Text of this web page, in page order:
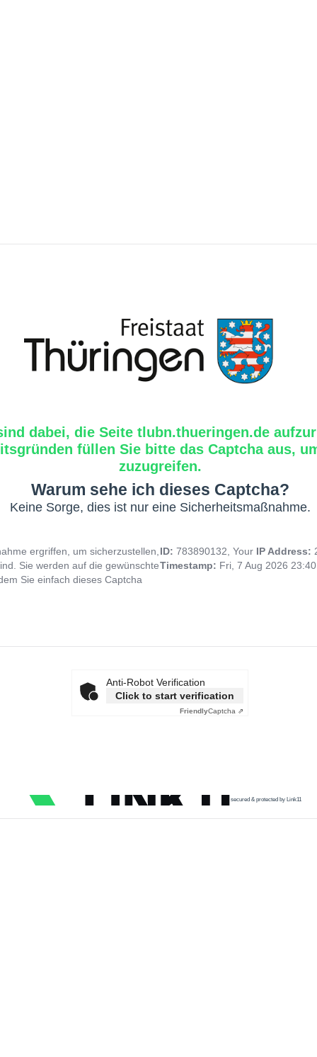
dabei, die Seite tlubn.thueringen.de
füllen Sie bitte das Captcha aus,
zuzugreifen.
Warum sehe ich dieses Captcha?
Keine Sorge, dies ist nur eine Sicherheitsmaßnahme.
ergriffen, um sicherzustellen,
Sie werden auf die gewünschte
Sie einfach dieses Captcha
ID: 783890132, Your IP Address:
Timestamp: Fri, 7 Aug 2026
Anti-Robot Verification
Click to start verification
FriendlyCaptcha ⇗
secured & protected by Link11